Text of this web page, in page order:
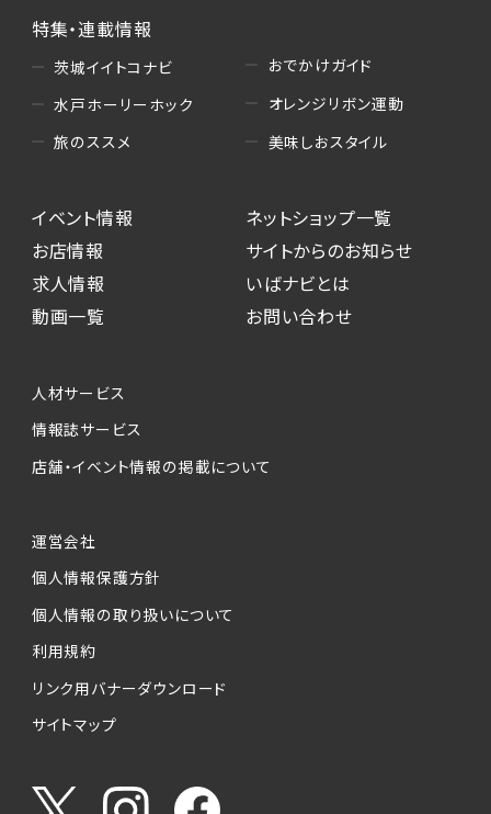
特集・連載情報
茨城イイトコナビ
水戸ホーリーホック
旅のススメ
おでかけガイド
オレンジリボン運動
美味しおスタイル
イベント情報
お店情報
求人情報
動画一覧
ネットショップ一覧
サイトからのお知らせ
いばナビとは
お問い合わせ
人材サービス
情報誌サービス
店舗・イベント情報の掲載について
運営会社
個人情報保護方針
個人情報の取り扱いについて
利用規約
リンク用バナーダウンロード
サイトマップ